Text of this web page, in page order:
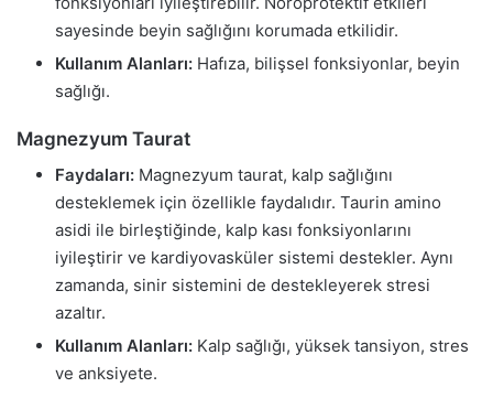
sayesinde beyin sağlığını korumada etkilidir.
Kullanım Alanları: Hafıza, bilişsel fonksiyonlar, beyin
sağlığı.
Magnezyum Taurat
Faydaları: Magnezyum taurat, kalp sağlığını
desteklemek için özellikle faydalıdır. Taurin amino
asidi ile birleştiğinde, kalp kası fonksiyonlarını
iyileştirir ve kardiyovasküler sistemi destekler. Aynı
zamanda, sinir sistemini de destekleyerek stresi
azaltır.
Kullanım Alanları: Kalp sağlığı, yüksek tansiyon, stres
ve anksiyete.